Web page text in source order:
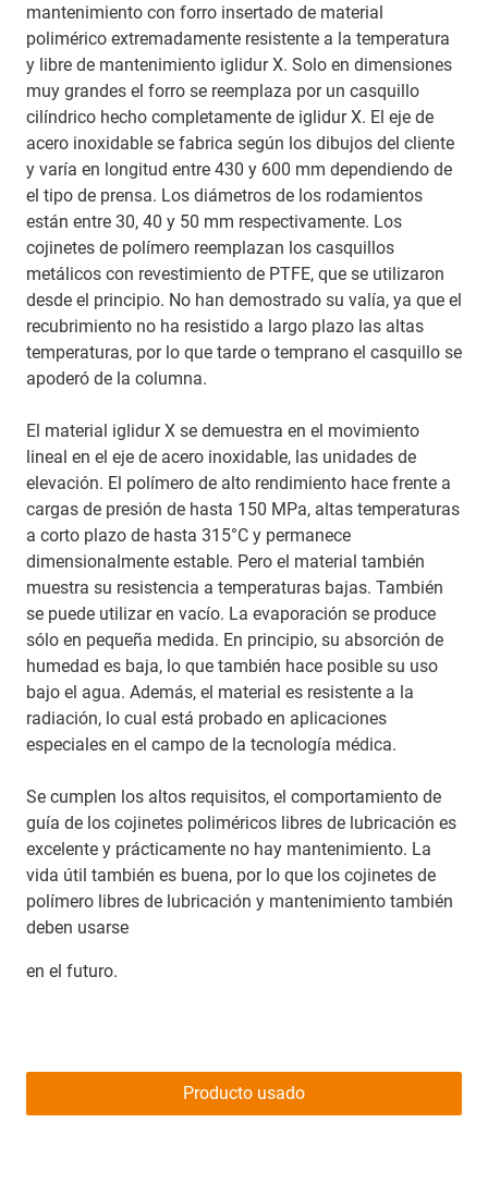
mantenimiento con forro insertado de material
polimérico extremadamente resistente a la temperatura
y libre de mantenimiento iglidur X. Solo en dimensiones
muy grandes el forro se reemplaza por un casquillo
cilíndrico hecho completamente de iglidur X. El eje de
acero inoxidable se fabrica según los dibujos del cliente
y varía en longitud entre 430 y 600 mm dependiendo de
el tipo de prensa. Los diámetros de los rodamientos
están entre 30, 40 y 50 mm respectivamente. Los
cojinetes de polímero reemplazan los casquillos
metálicos con revestimiento de PTFE, que se utilizaron
desde el principio. No han demostrado su valía, ya que el
recubrimiento no ha resistido a largo plazo las altas
temperaturas, por lo que tarde o temprano el casquillo se
apoderó de la columna.
El material iglidur X se demuestra en el movimiento
lineal en el eje de acero inoxidable, las unidades de
elevación. El polímero de alto rendimiento hace frente a
cargas de presión de hasta 150 MPa, altas temperaturas
a corto plazo de hasta 315°C y permanece
dimensionalmente estable. Pero el material también
muestra su resistencia a temperaturas bajas. También
se puede utilizar en vacío. La evaporación se produce
sólo en pequeña medida. En principio, su absorción de
humedad es baja, lo que también hace posible su uso
bajo el agua. Además, el material es resistente a la
radiación, lo cual está probado en aplicaciones
especiales en el campo de la tecnología médica.
Se cumplen los altos requisitos, el comportamiento de
guía de los cojinetes poliméricos libres de lubricación es
excelente y prácticamente no hay mantenimiento. La
vida útil también es buena, por lo que los cojinetes de
polímero libres de lubricación y mantenimiento también
deben usarse
en el futuro.
Producto usado